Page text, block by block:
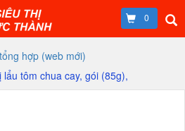
0
hợp (web mới)
tôm chua cay, gói (85g),